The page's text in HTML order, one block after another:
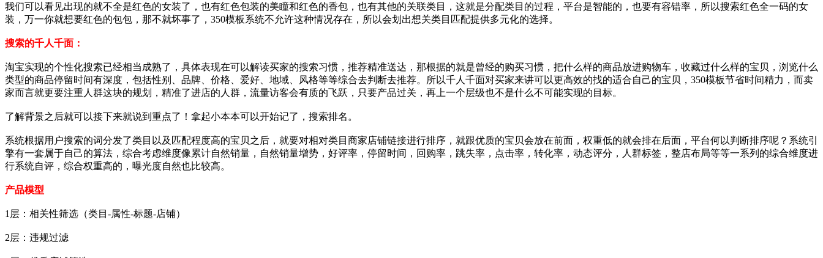
我们可以看见出现的就不全是红色的女装了，也有红色包装的美瞳和红色的香包，也有其他的关联类目，这就是分配类目的过程，平台是智能的，也要有容错率，所以搜索红色全一码的女
装，万一你就想要红色的包包，那不就坏事了，350模板系统不允许这种情况存在，所以会划出想关类目匹配提供多元化的选择。
搜索的千人千面：
淘宝实现的个性化搜索已经相当成熟了，具体表现在可以解读买家的搜索习惯，推荐精准送达，那根据的就是曾经的购买习惯，把什么样的商品放进购物车，收藏过什么样的宝贝，浏览什么
类型的商品停留时间有深度，包括性别、品牌、价格、爱好、地域、风格等等综合去判断去推荐。所以千人千面对买家来讲可以更高效的找的适合自己的宝贝，350模板节省时间精力，而卖
家而言就更要注重人群这块的规划，精准了进店的人群，流量访客会有质的飞跃，只要产品过关，再上一个层级也不是什么不可能实现的目标。
了解背景之后就可以接下来就说到重点了！拿起小本本可以开始记了，搜索排名。
系统根据用户搜索的词分发了类目以及匹配程度高的宝贝之后，就要对相对类目商家店铺链接进行排序，就跟优质的宝贝会放在前面，权重低的就会排在后面，平台何以判断排序呢？系统引
擎有一套属于自己的算法，综合考虑维度像累计自然销量，自然销量增势，好评率，停留时间，回购率，跳失率，点击率，转化率，动态评分，人群标签，整店布局等等一系列的综合维度进
行系统自评，综合权重高的，曝光度自然也比较高。
产品模型
1层：相关性筛选（类目-属性-标题-店铺）
2层：违规过滤